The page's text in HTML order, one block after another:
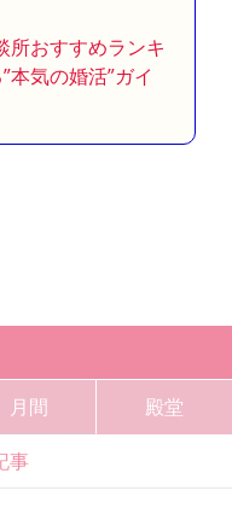
所おすすめランキ
本気の婚活”ガイ
月間 殿堂
事